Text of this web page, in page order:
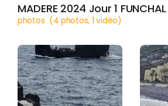
MADERE 2024 Jour 1 FUNCHAL
photos (4 photos, 1 vidéo)